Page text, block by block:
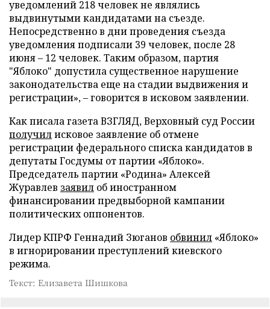
уведомлений 218 человек не являлись
выдвинутыми кандидатами на съезде.
Непосредственно в дни проведения съезда
уведомления подписали 39 человек, после 28
июня – 12 человек. Таким образом, партия
"Яблоко" допустила существенное нарушение
законодательства еще на стадии выдвижения и
регистрации», – говорится в исковом заявлении.
Как писала газета ВЗГЛЯД, Верховный суд России
получилисковое заявление об отмене
регистрации федерального списка кандидатов в
депутаты Госдумы от партии «Яблоко».
Председатель партии «Родина» Алексей
Журавлев заявил об иностранном
финансировании предвыборной кампании
политических оппонентов.
Лидер КПРФ Геннадий Зюганов обвинил «Яблоко»
в игнорировании преступлений киевского
режима.
Текст: Елизавета Шишкова